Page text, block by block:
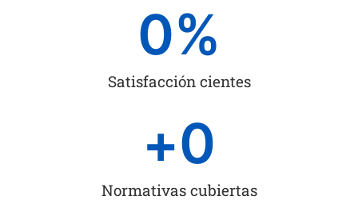
Satisfacción cientes
0%
Normativas cubiertas
+0